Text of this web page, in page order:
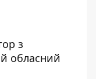
з
обласний